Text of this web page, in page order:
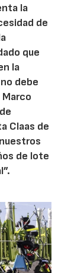
la
de
que
la
debe
Claas de
de lote